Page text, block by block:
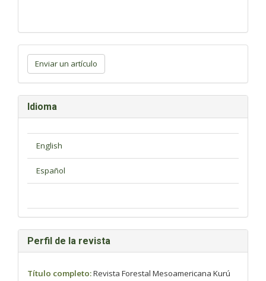
Enviar
un
artículo
Enviar un artículo
Idioma
Perfil de la revista
Título completo:Revista Forestal Mesoamericana Kurú